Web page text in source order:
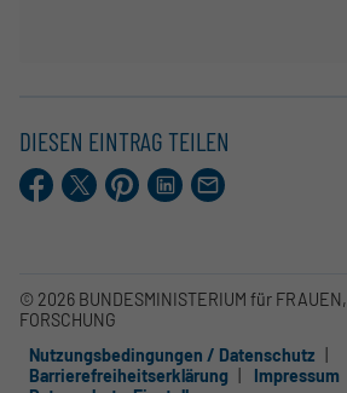
DIESEN EINTRAG TEILEN
Facebook
X.comPinterestLinkedIn
E-
Mail
© 2026 BUNDESMINISTERIUM für
FORSCHUNG
Nutzungsbedingungen / Datenschutz
Barrierefreiheitserklärung
Impressum